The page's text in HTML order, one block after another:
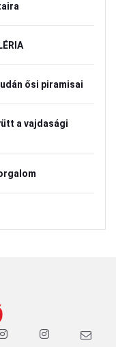
ősi piramisai
a vajdasági